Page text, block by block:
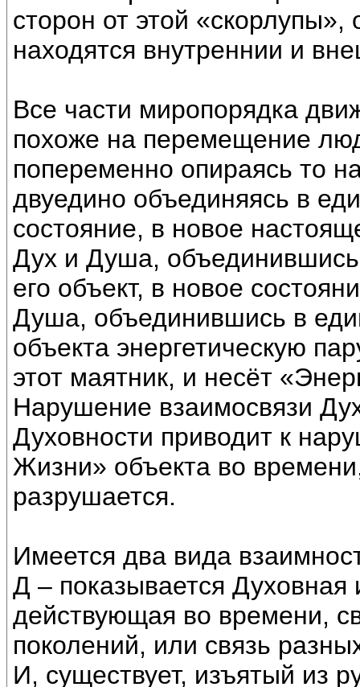
сторон от этой
находятся внутреннии и
Все части миропорядка
похоже на перемещение
попеременно опираясь то
двуедино объединяясь в
состояние, в новое
Дух и Душа,
его объект, в новое
Душа, объединившись в
объекта энергетическую
этот маятник, и несёт
Нарушение взаимосвязи
Духовности приводит к
Жизни» объекта во
разрушается.
Имеется два вида
Д – показывается
действующая во времени,
поколений, или связь
И, существует, изъятый из